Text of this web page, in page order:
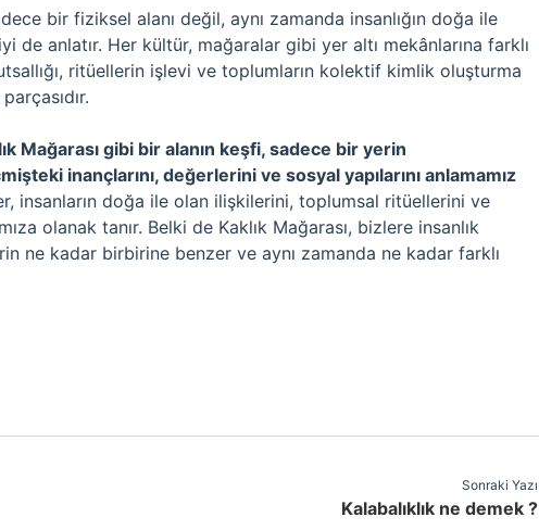
bir fiziksel alanı değil, aynı zamanda insanlığın doğa ile
de anlatır. Her kültür, mağaralar gibi yer altı mekânlarına farklı
ritüellerin işlevi ve toplumların kolektif kimlik oluşturma
Mağarası gibi bir alanın keşfi, sadece bir yerin
inançlarını, değerlerini ve sosyal yapılarını anlamamız
insanların doğa ile olan ilişkilerini, toplumsal ritüellerini ve
olanak tanır. Belki de Kaklık Mağarası, bizlere insanlık
ne kadar birbirine benzer ve aynı zamanda ne kadar farklı
Sonraki Yazı
Kalabalıklık ne demek ?